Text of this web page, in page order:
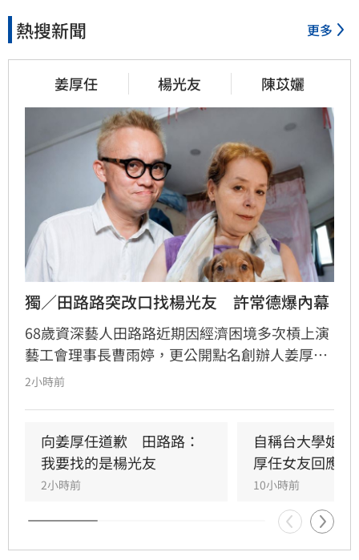
熱搜新聞 更多
姜厚任 楊光友 陳苡孋
獨／田路路突改口找楊光友　許常德爆內幕
68歲資深藝人田路路近期因經濟困境多次槓上演
藝工會理事長曹雨婷，更公開點名創辦人姜厚任
出面，事後卻發文坦言搞錯對象，真正想找的是
德出面緩頰，建議田路路應先安頓好生活，並提
議透過口述歷史記錄資深藝人的故事。許常德同
時批評現任理事長曹雨婷不應神隱，呼籲工會應
展現具體作為照顧資深藝人，而非僅提供勞健保
功能。整起事件引發關注，田路路則強調目前先
處理身體狀況，後續發展仍待觀察。
2小時前
向姜厚任道歉　田路路：
我要找的是楊光友
2小時前
自稱台大學姐
厚任女友回應了
10小時前